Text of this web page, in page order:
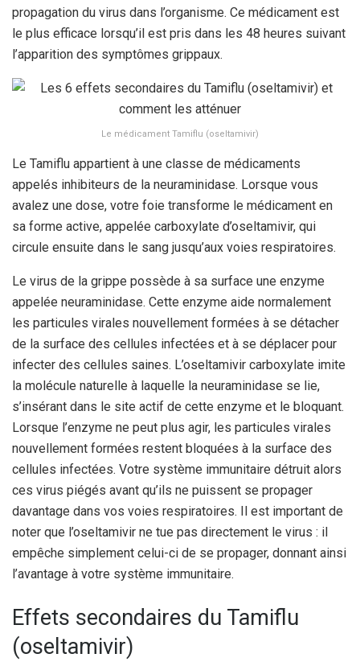
propagation du virus dans l’organisme. Ce médicament est
le plus efficace lorsqu’il est pris dans les 48 heures suivant
l’apparition des symptômes grippaux.
Le médicament Tamiflu (oseltamivir)
Le Tamiflu appartient à une classe de médicaments
appelés inhibiteurs de la neuraminidase. Lorsque vous
avalez une dose, votre foie transforme le médicament en
sa forme active, appelée carboxylate d’oseltamivir, qui
circule ensuite dans le sang jusqu’aux voies respiratoires.
Le virus de la grippe possède à sa surface une enzyme
appelée neuraminidase. Cette enzyme aide normalement
les particules virales nouvellement formées à se détacher
de la surface des cellules infectées et à se déplacer pour
infecter des cellules saines. L’oseltamivir carboxylate imite
la molécule naturelle à laquelle la neuraminidase se lie,
s’insérant dans le site actif de cette enzyme et le bloquant.
Lorsque l’enzyme ne peut plus agir, les particules virales
nouvellement formées restent bloquées à la surface des
cellules infectées. Votre système immunitaire détruit alors
ces virus piégés avant qu’ils ne puissent se propager
davantage dans vos voies respiratoires. Il est important de
noter que l’oseltamivir ne tue pas directement le virus : il
empêche simplement celui-ci de se propager, donnant ainsi
l’avantage à votre système immunitaire.
Effets secondaires du Tamiflu
(oseltamivir)